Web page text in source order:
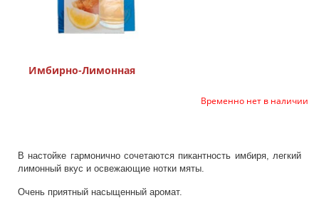
Имбирно-Лимонная
Временно нет в наличии
В настойке гармонично сочетаются пикантность имбиря, легкий
лимонный вкус и освежающие нотки мяты.
Очень приятный насыщенный аромат.